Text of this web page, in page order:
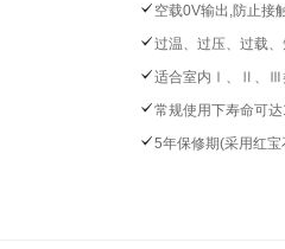
空载0V输出,防止接
过温、过压、过载
适合室内Ⅰ、Ⅱ、Ⅲ
常规使用下寿命可
5年保修期(采用红宝